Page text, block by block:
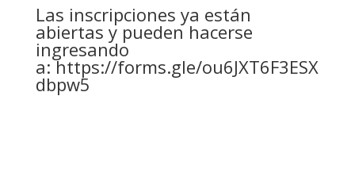
Las inscripciones ya están
abiertas y pueden hacerse
ingresando
a:https://forms.gle/ou6JXT6F3ESX
dbpw5